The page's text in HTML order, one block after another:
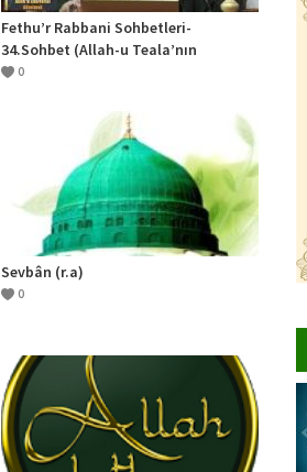
Fethu’r Rabbani Sohbetleri-
34.Sohbet (Allah-u Teala’nın
Emirlerini Gözetmek)
0
Sevbân (r.a)
0